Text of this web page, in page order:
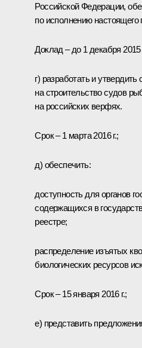
Российской Федерации,
по исполнению настоящего
Доклад – до 1 декабря 2015
г) разработать и
на строительство судов
на российских верфях.
Срок – 1 марта 2016 г.;
д) обеспечить:
доступность для органов
содержащихся в
реестре;
распределение изъятых
биологических ресурсов
Срок – 15 января 2016 г.;
е) представить